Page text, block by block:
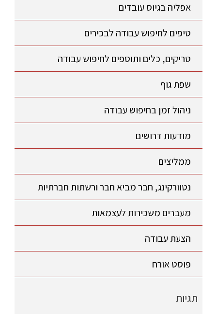
אפליה בגיוס עובדים
טיפים לחיפוש עבודה לבכירים
טריקים, כלים ותוספים לחיפוש עבודה
שפת גוף
ניהול זמן בחיפוש עבודה
מודעות דרושים
ממליצים
נטוורקינג, חבר מביא חבר ורשתות חברתיות
מעברים משכירות לעצמאות
הצעת עבודה
פוסט אורח
תגיות